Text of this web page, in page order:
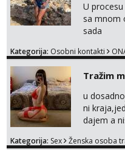
U
sa mnom
sada
Kategorija: Osobni kontakti
Tražim
u
ni
dajem a
trazim
Kategorija: Sex Ženska osoba